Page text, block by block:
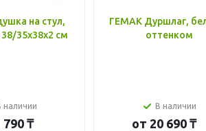
на стул,
35x38x2 см
наличии
790 ₸
ГЕМАК Дуршлаг,
оттенком
В наличии
от 20 690 ₸